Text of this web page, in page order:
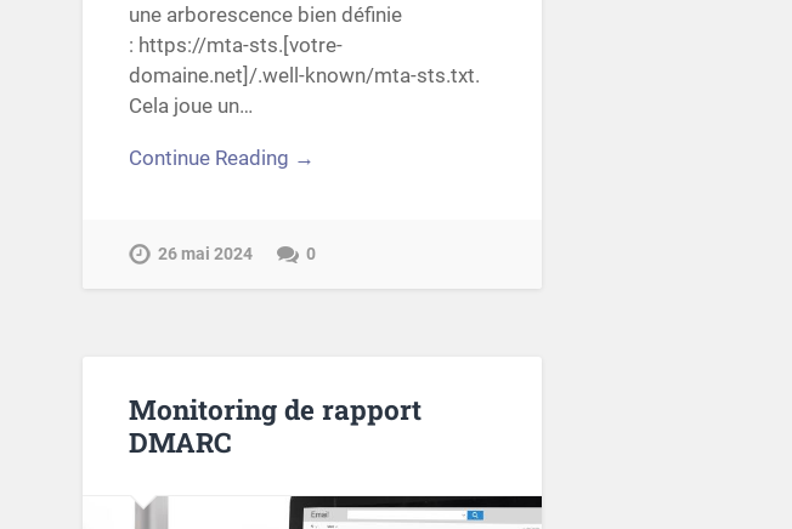
une arborescence bien définie
: https://mta-sts.[votre-
domaine.net]/.well-known/mta-sts.txt.
Cela joue un…
Continue Reading →
26 mai 2024 0
Monitoring de rapport
DMARC